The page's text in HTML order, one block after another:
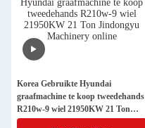
Korea Gebruikte Hyundai
graafmachine te koop tweedehands
R210w-9 wiel 21950KW 21 Ton
Jindongyu Machinery